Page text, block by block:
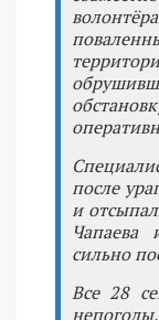
после
и
Чапаева
сильно
Все 28